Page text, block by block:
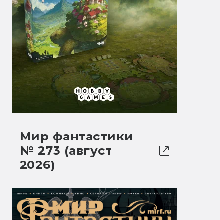
Мир фантастики
№ 273 (август
2026)